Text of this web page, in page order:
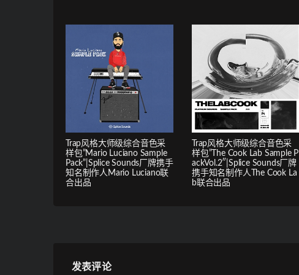
Trap风格大师级综合音色采
样包”Mario Luciano Sample
Pack”|Splice Sounds厂牌携手
知名制作人Mario Luciano联
合出品
Trap风格大师级综合音色采
样包”The Cook Lab Sample P
ackVol.2″|Splice Sounds厂牌
携手知名制作人The Cook La
b联合出品
发表评论